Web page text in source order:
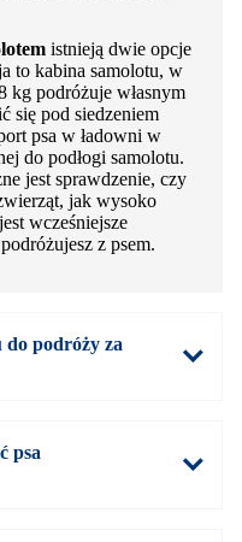
istnieją dwie opcje
to kabina samolotu, w
kg podróżuje własnym
się pod siedzeniem
psa w ładowni w
do podłogi samolotu.
jest sprawdzenie, czy
jak wysoko
wcześniejsze
z psem.
podróży za
psa